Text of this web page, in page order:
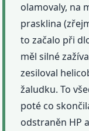
olamovaly, na
prasklina
to začalo při
měl silné
zesiloval
žaludku. To
poté co
odstraněn HP